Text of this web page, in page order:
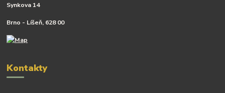
Synkova 14
Brno - Líšeň, 628 00
Kontakty